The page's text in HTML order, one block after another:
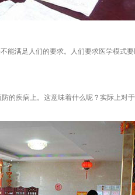
足人们的要求。人们要求医学模式
疾病上。这意味着什么呢？实际上对